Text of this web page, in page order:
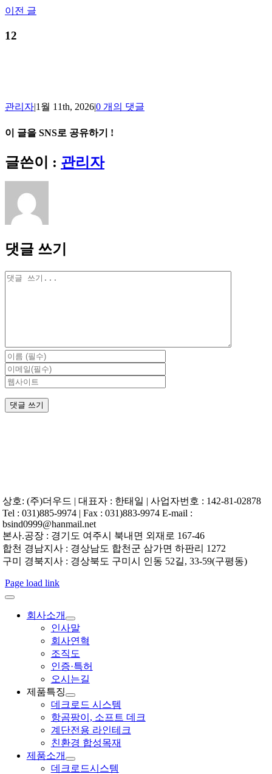
Skip
content
이전 글
12
관리자|1월 11th, 2026|0 개의 댓글
이 글을 SNS로 공유하기 !
Facebook
X
Reddit
LinkedIn
Tumblr
Pinterest
Vk
이
메
일
글쓴이 : 관리자
댓글 쓰기
댓
상호: (주)더우드 | 대표자 : 한태일 | 사업자번호 : 142-81-02878
Tel : 031)885-9974 | Fax : 031)883-9974 E-mail :
bsind0999@hanmail.net
본사.공장 : 경기도 여주시 북내면 외재로 167-46
합천 경남지사 : 경상남도 합천군 삼가면 하판리 1272
구미 경북지사 : 경상북도 구미시 인동 52길, 33-59(구평동)
Page load link
회사소개
인사말
회사연혁
조직도
인증·특허
오시는길
제품특징
데크로드 시스템
항곰팡이, 소프트 데크
계단전용 라인테크
친환경 합성목재
제품소개
데크로드시스템